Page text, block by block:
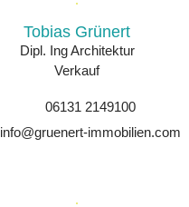
Tobias Grünert
Dipl. Ing Architektur
Verkauf
06131 2149100
info@gruenert-immobilien.com